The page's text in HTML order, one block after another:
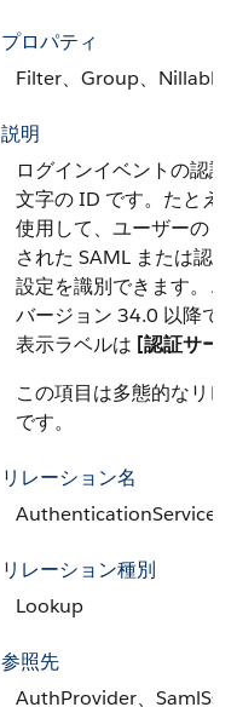
プロパティ
Filter、Group、Nillable
説明
ログインイベントの認
文字の ID です。 たとえ
使用して、ユーザーのロ
された SAML または認
設定を識別できます。 こ
バージョン 34.0 以降で
表示ラベルは [認証サー
この項目は多態的なリレ
です。
リレーション名
AuthenticationService
リレーション種別
Lookup
参照先
AuthProvider、